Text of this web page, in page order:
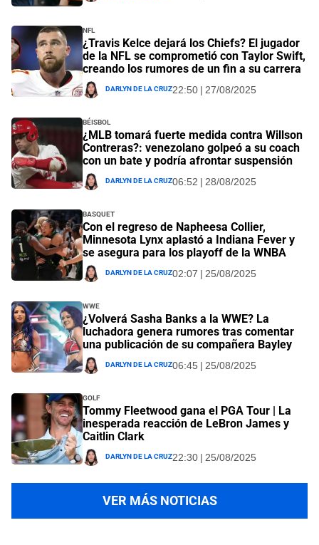
NFL
¿Travis Kelce dejará los Chiefs? El jugador
de la NFL se comprometió con Taylor Swift,
creando los rumores de un fin a su carrera
Darlyn De La Cruz22:50 | 27/08/2025
Béisbol
¿MLB tomará fuerte medida contra Willson
Contreras?: venezolano golpeó a su coach
con un bate y podría afrontar suspensión
Darlyn De La Cruz06:52 | 28/08/2025
Basquet
Con el regreso de Napheesa Collier,
Minnesota Lynx aplastó a Indiana Fever y
se asegura para los playoff de la WNBA
Darlyn De La Cruz02:07 | 25/08/2025
WWE
¿Volverá Sasha Banks a la WWE? La
luchadora genera rumores tras comentar
una publicación de su compañera Bayley
Darlyn De La Cruz06:45 | 25/08/2025
Golf
Tommy Fleetwood gana el PGA Tour | La
inesperada reacción de LeBron James y
Caitlin Clark
Darlyn De La Cruz22:30 | 25/08/2025
VER MÁS NOTICIAS